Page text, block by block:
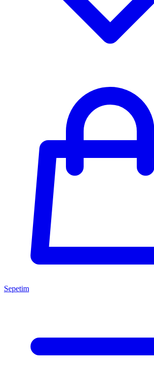
Sepetim